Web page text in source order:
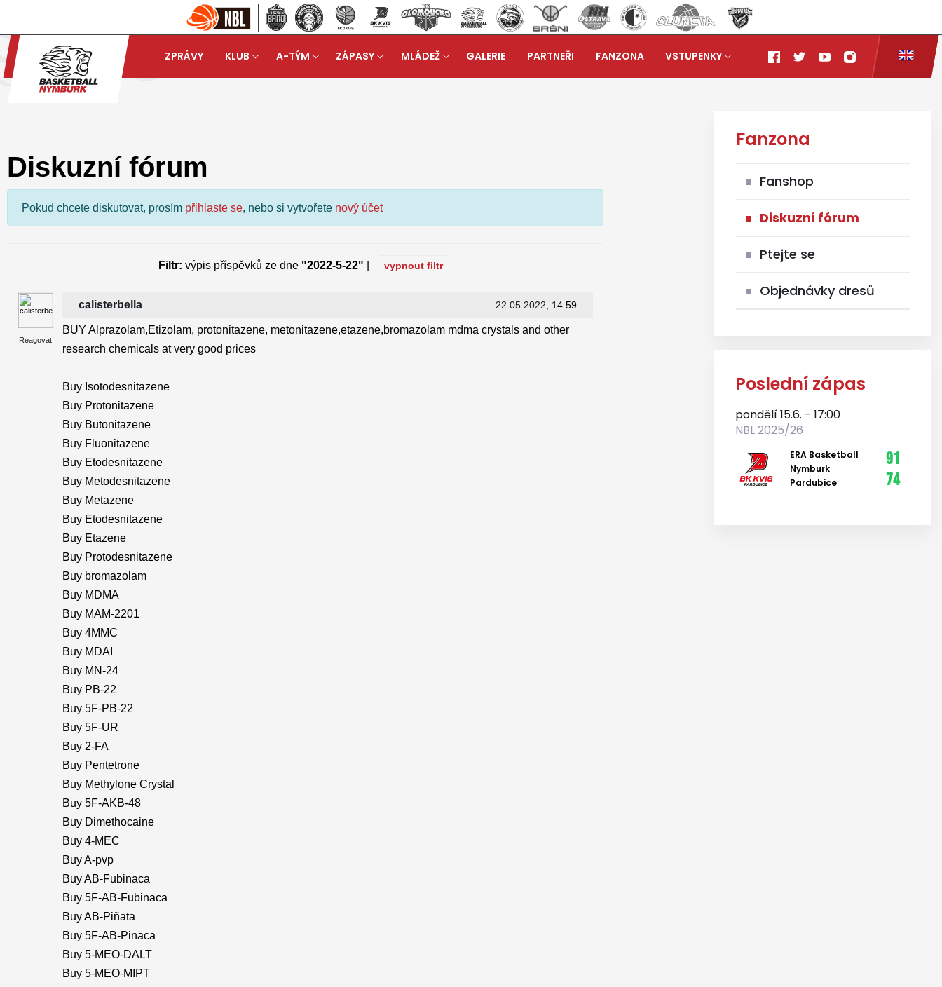
ZPRÁVY KLUB A-TÝM ZÁPASY MLÁDEŽ GALERIE PARTNEŘI FANZONA
VSTUPENKY
Diskuzní fórum
Pokud chcete diskutovat, prosím přihlaste se, nebo si vytvořete nový účet
Filtr: výpis příspěvků ze dne "2022-5-22" vypnout filtr
Reagovat
calisterbella 22.05.2022 , 14:59
BUY Alprazolam,Etizolam, protonitazene, metonitazene,etazene,bromazolam mdma crystals and other
research chemicals at very good prices
Buy Isotodesnitazene
Buy Protonitazene
Buy Butonitazene
Buy Fluonitazene
Buy Etodesnitazene
Buy Metodesnitazene
Buy Metazene
Buy Etodesnitazene
Buy Etazene
Buy Protodesnitazene
Buy bromazolam
Buy MDMA
Buy MAM-2201
Buy 4MMC
Buy MDAI
Buy MN-24
Buy PB-22
Buy 5F-PB-22
Buy 5F-UR
Buy 2-FA
Buy Pentetrone
Buy Methylone Crystal
Buy 5F-AKB-48
Buy Dimethocaine
Buy 4-MEC
Buy A-pvp
Buy AB-Fubinaca
Buy 5F-AB-Fubinaca
Buy AB-Piñata
Buy 5F-AB-Pinaca
Buy 5-MEO-DALT
Buy 5-MEO-MIPT
Fanzona
Fanshop
Diskuzní fórum
Ptejte se
Objednávky dresů
Poslední zápas
pondělí 15.6. - 17:00
NBL 2025/26
ERA Basketball
Nymburk
Pardubice
91
74